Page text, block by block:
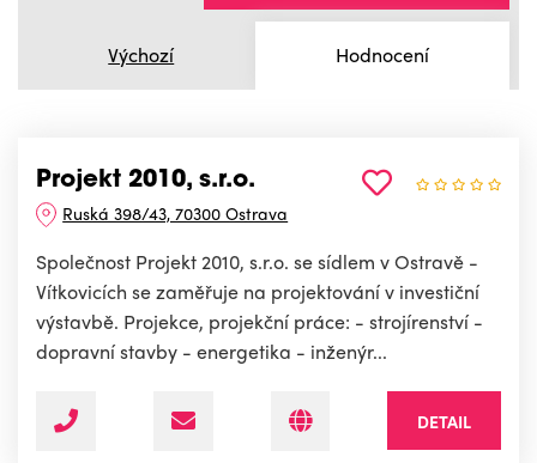
Výchozí Hodnocení
Projekt 2010, s.r.o.
Ruská 398/43, 70300 Ostrava
Společnost Projekt 2010, s.r.o. se sídlem v Ostravě -
Vítkovicích se zaměřuje na projektování v investiční
výstavbě. Projekce, projekční práce: - strojírenství -
dopravní stavby - energetika - inženýr...
DETAIL